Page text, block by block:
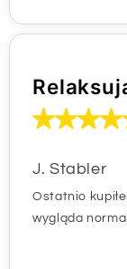
J. Stabler
Ostatnio
wygląda